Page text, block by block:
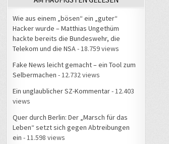
Wie aus einem „bösen“ ein „guter“
Hacker wurde – Matthias Ungethüm
hackte bereits die Bundeswehr, die
Telekom und die NSA - 18.759 views
Fake News leicht gemacht – ein Tool zum
Selbermachen - 12.732 views
Ein unglaublicher SZ-Kommentar- 12.403
views
Quer durch Berlin: Der „Marsch für das
Leben“ setzt sich gegen Abtreibungen
ein - 11.598 views